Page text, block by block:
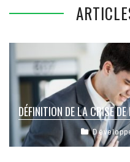
DÉFINITION DE LA CRISE